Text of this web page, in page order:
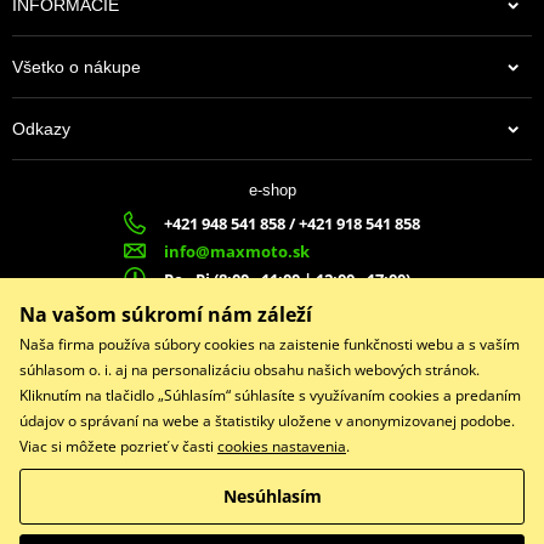
INFORMÁCIE
Všetko o nákupe
Odkazy
e-shop
+421 948 541 858 / +421 918 541 858
info@maxmoto.sk
Po - Pi (8:00 - 11:00 | 12:00 - 17:00)
MAX
MOTO s.r.o.
Slovenských dobrovoľníkov 1439
022 01 Čadca
Facebook
Copyright © 2026 www.maxmotoshop.sk
Všetky práva vyhradené
Na vašom súkromí nám záleží
Naša firma používa súbory cookies na zaistenie funkčnosti webu a s vaším
súhlasom o. i. aj na personalizáciu obsahu našich webových stránok.
Kliknutím na tlačidlo „Súhlasím“ súhlasíte s využívaním cookies a predaním
údajov o správaní na webe a štatistiky uložene v anonymizovanej podobe.
Viac si môžete pozrieť v časti cookies nastavenia.
Nesúhlasím